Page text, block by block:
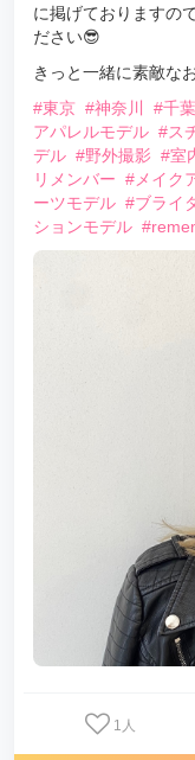
に掲げておりますの
ださい😎
きっと一緒に素敵な
#東京 #神奈川 #千葉
アパレルモデル #ス
デル #野外撮影 #室
リメンバー #メイク
ーツモデル #ブライ
ションモデル
1 人